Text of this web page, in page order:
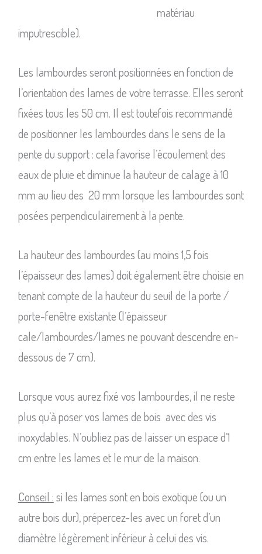
matériau
imputrescible).
Les lambourdes seront positionnées en fonction de
l’orientation des lames de votre terrasse. Elles seront
fixées tous les 50 cm. Il est toutefois recommandé
de positionner les lambourdes dans le sens de la
pente du support : cela favorise l’écoulement des
eaux de pluie et diminue la hauteur de calage à 10
mm au lieu des 20 mm lorsque les lambourdes sont
posées perpendiculairement à la pente.
La hauteur des lambourdes (au moins 1,5 fois
l’épaisseur des lames) doit également être choisie en
tenant compte de la hauteur du seuil de la porte /
porte-fenêtre existante (l’épaisseur
cale/lambourdes/lames ne pouvant descendre en-
dessous de 7 cm).
Lorsque vous aurez fixé vos lambourdes, il ne reste
plus qu’à poser vos lames de bois avec des vis
inoxydables. N’oubliez pas de laisser un espace d’1
cm entre les lames et le mur de la maison.
Conseil :si les lames sont en bois exotique (ou un
autre bois dur), prépercez-les avec un foret d’un
diamètre légèrement inférieur à celui des vis.